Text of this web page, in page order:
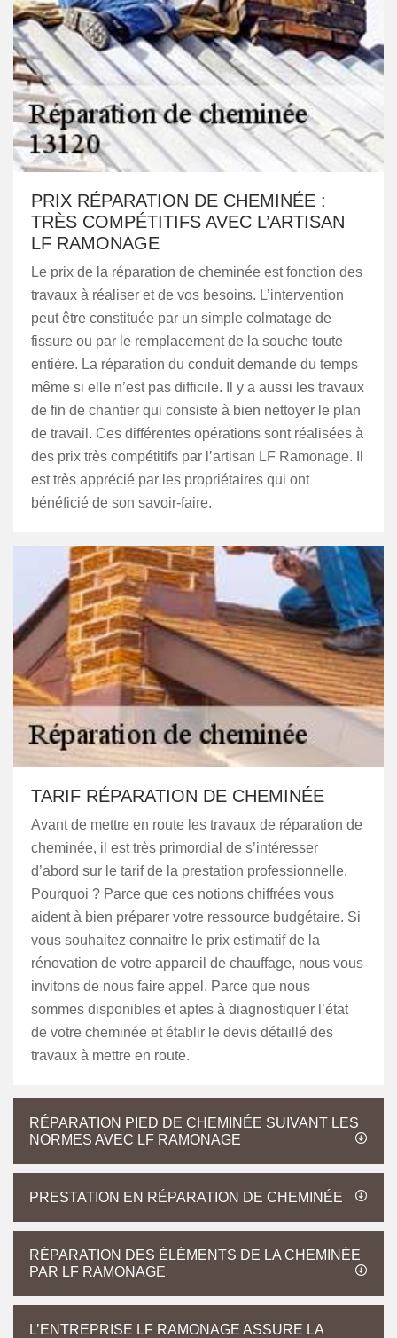
PRIX RÉPARATION DE CHEMINÉE :
TRÈS COMPÉTITIFS AVEC L’ARTISAN
LF RAMONAGE
Le prix de la réparation de cheminée est fonction des
travaux à réaliser et de vos besoins. L’intervention
peut être constituée par un simple colmatage de
fissure ou par le remplacement de la souche toute
entière. La réparation du conduit demande du temps
même si elle n’est pas difficile. Il y a aussi les travaux
de fin de chantier qui consiste à bien nettoyer le plan
de travail. Ces différentes opérations sont réalisées à
des prix très compétitifs par l’artisan LF Ramonage. Il
est très apprécié par les propriétaires qui ont
bénéficié de son savoir-faire.
TARIF RÉPARATION DE CHEMINÉE
Avant de mettre en route les travaux de réparation de
cheminée, il est très primordial de s’intéresser
d’abord sur le tarif de la prestation professionnelle.
Pourquoi ? Parce que ces notions chiffrées vous
aident à bien préparer votre ressource budgétaire. Si
vous souhaitez connaitre le prix estimatif de la
rénovation de votre appareil de chauffage, nous vous
invitons de nous faire appel. Parce que nous
sommes disponibles et aptes à diagnostiquer l’état
de votre cheminée et établir le devis détaillé des
travaux à mettre en route.
RÉPARATION PIED DE CHEMINÉE SUIVANT LES
NORMES AVEC LF RAMONAGE
PRESTATION EN RÉPARATION DE CHEMINÉE
RÉPARATION DES ÉLÉMENTS DE LA CHEMINÉE
PAR LF RAMONAGE
L’ENTREPRISE LF RAMONAGE ASSURE LA